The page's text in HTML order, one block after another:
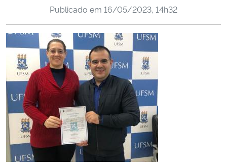
Ministério da Cidadania
Ministério da Saúde
Ministério de Minas e Energia
Ministério da Ciência, Tecnologia, Inovações e Comunicações
Ministério do Meio Ambiente
Ministério do Turismo
Publicado em 16/05/2023, 14h32